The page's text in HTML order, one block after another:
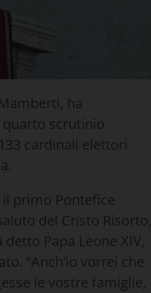
ha
quarto scrutinio
cardinali elettori
il primo Pontefice
del Cristo Risorto,
Papa Leone XIV,
“Anch’io vorrei che
le vostre famiglie,